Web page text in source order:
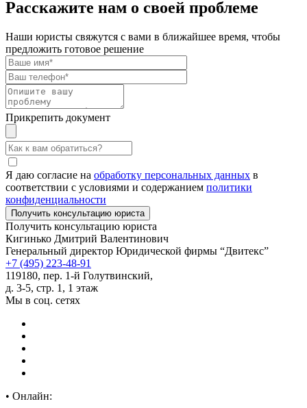
Расскажите нам о своей проблеме
Наши юристы свяжутся с вами в ближайшее время, чтобы
предложить готовое решение
Прикрепить документ
Я даю согласие на обработку персональных данных в
соответствии с условиями и содержанием политики
конфиденциальности
Получить консультацию юриста
Кигинько Дмитрий Валентинович
Генеральный директор Юридической фирмы “Двитекс”
+7 (495) 223-48-91
119180, пер. 1-й Голутвинский,
д. 3-5, стр. 1, 1 этаж
Мы в соц. сетях
• Онлайн: